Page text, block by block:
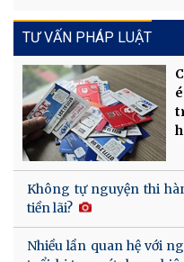
TƯ VẤN PHÁP LUẬT
Không tự nguyện thi
tiền lãi?
Nhiều lần quan hệ với